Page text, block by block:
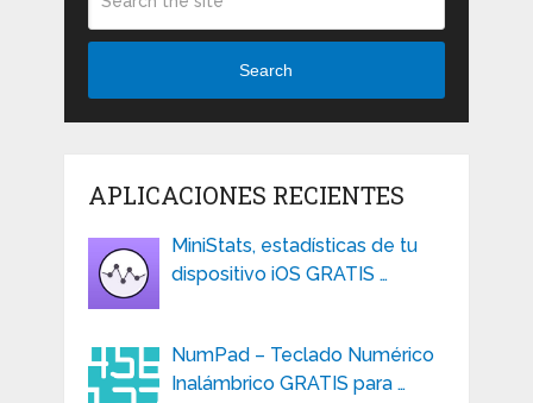
Search
APLICACIONES RECIENTES
MiniStats, estadísticas de tu
dispositivo iOS GRATIS …
NumPad – Teclado Numérico
Inalámbrico GRATIS para …